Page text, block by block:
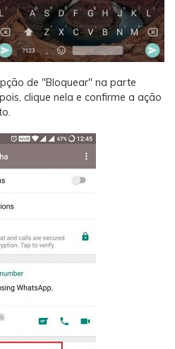
de "Bloquear" na parte
clique nela e confirme a ação